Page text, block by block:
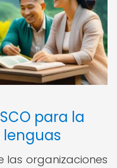
para la
las organizaciones